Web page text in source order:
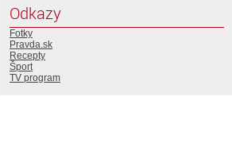
Odkazy
Fotky
Pravda.sk
Recepty
Šport
TV program